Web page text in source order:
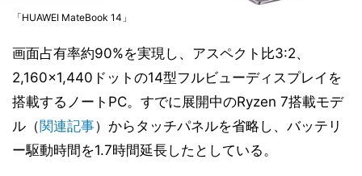
「HUAWEI MateBook 14」
画面占有率約90%を実現し、アスペクト比3:2、
2,160×1,440ドットの14型フルビューディスプレイを
搭載するノートPC。すでに展開中のRyzen 7搭載モデ
ル（関連記事）からタッチパネルを省略し、バッテリ
ー駆動時間を1.7時間延長したとしている。